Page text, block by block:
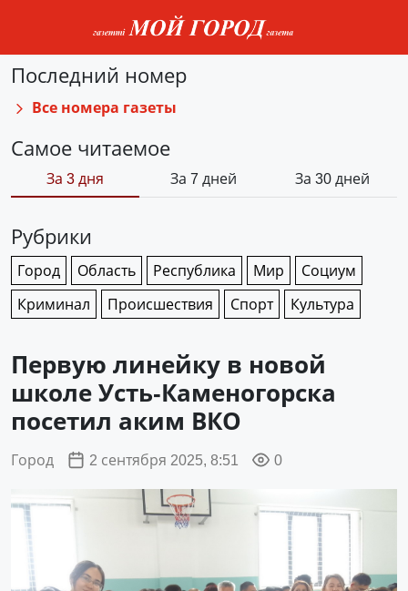
Первую линейку в новой
школе Усть-Каменогорска
посетил аким ВКО
Город 2 сентября 2025, 8:51 0
Последний номер
Все номера газеты
Самое читаемое
За 3 дня За 7 дней За 30 дней
Рубрики
Город Область Республика Мир
Социум
Криминал
Происшествия Спорт Культура